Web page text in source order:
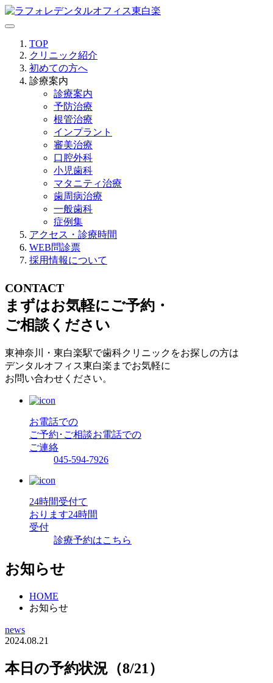
TOP
クリニック紹介
初めての方へ
診療案内
診療案内
予防治療
根管治療
インプラント
審美治療
口腔外科
小児歯科
マタニティ治療
歯周病治療
一般歯科
症例集
アクセス・診療時間
WEB問診票
採用情報について
CONTACT
まずはお気軽にご予約・
ご相談ください
東神奈川・東白楽駅で歯科クリニックをお探しの方は
デンタルオフィス東白楽までお気軽に
お問い合わせください。
お電話での
ご予約･ご相談お電話での
ご連絡
045-594-7926
24時間受付て
おります24時間
受付
診療予約はこちら
お知らせ
HOME
お知らせ
news
2024.08.21
本日の予約状況（8/21）